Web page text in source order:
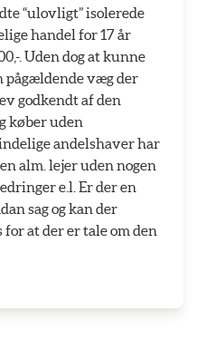
“ulovligt” isolerede
handel for 17 år
. Uden dog at kunne
pågældende væg der
godkendt af den
køber uden
andelshaver har
alm. lejer uden nogen
e.l. Er der en
sag og kan der
at der er tale om den